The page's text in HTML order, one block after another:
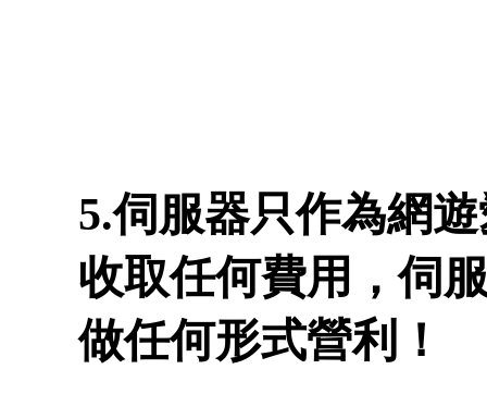
5.伺服器只作為網
收取任何費用，伺
做任何形式營利！